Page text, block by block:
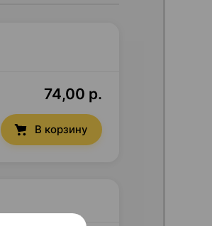
74,00 р.
В корзину